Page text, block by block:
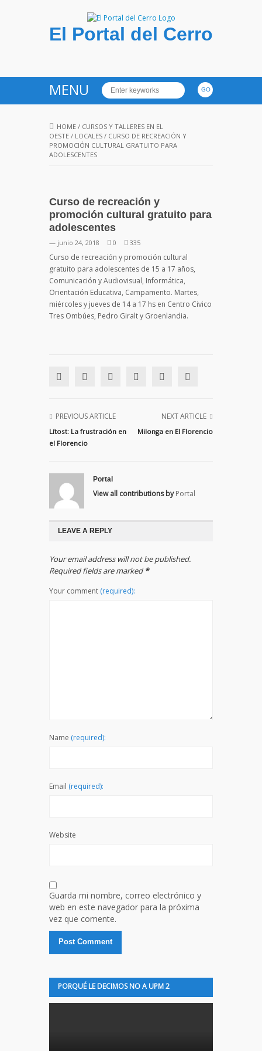
El Portal del Cerro
MENU
HOME / CURSOS Y TALLERES EN EL
OESTE / LOCALES / CURSO DE RECREACIÓN Y
PROMOCIÓN CULTURAL GRATUITO PARA
ADOLESCENTES
Curso de recreación y
promoción cultural gratuito para
adolescentes
— junio 24, 2018 0 335
Curso de recreación y promoción cultural
gratuito para adolescentes de 15 a 17 años,
Comunicación y Audiovisual, Informática,
Orientación Educativa, Campamento. Martes,
miércoles y jueves de 14 a 17 hs en Centro Civico
Tres Ombúes, Pedro Giralt y Groenlandia.
PREVIOUS ARTICLE
Lítost: La frustración en
el Florencio
NEXT ARTICLE
Milonga en El Florencio
Portal
View all contributions by Portal
LEAVE A REPLY
Your email address will not be published.
Required fields are marked*
Your comment (required):
Name (required):
Email (required):
Website
Guarda mi nombre, correo electrónico y
web en este navegador para la próxima
vez que comente.
PORQUÉ LE DECIMOS NO A UPM 2